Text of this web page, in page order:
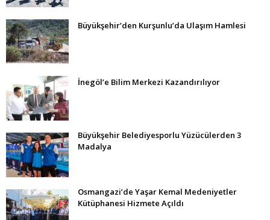
Büyükşehir’den Kurşunlu’da Ulaşım Hamlesi
İnegöl’e Bilim Merkezi Kazandırılıyor
Büyükşehir Belediyesporlu Yüzücülerden 3
Madalya
Osmangazi’de Yaşar Kemal Medeniyetler
Kütüphanesi Hizmete Açıldı